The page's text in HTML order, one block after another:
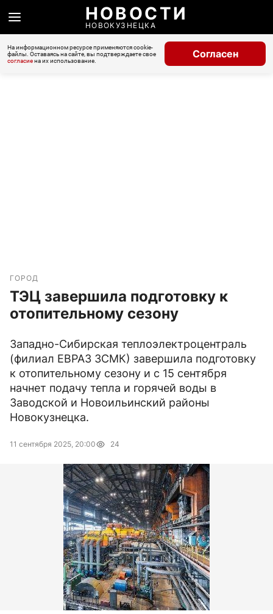
НОВОСТИ
НОВОКУЗНЕЦКА
На информационном ресурсе применяются cookie-
файлы. Оставаясь на сайте, вы подтверждаете свое
согласиена их использование.
Согласен
ГОРОД
ТЭЦ завершила подготовку к
отопительному сезону
Западно-Сибирская теплоэлектроцентраль
(филиал ЕВРАЗ ЗСМК) завершила подготовку
к отопительному сезону и с 15 сентября
начнет подачу тепла и горячей воды в
Заводской и Новоильинский районы
Новокузнецка.
11 сентября 2025, 20:00 24